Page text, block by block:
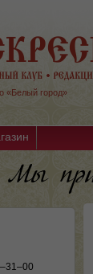
«Белый город»